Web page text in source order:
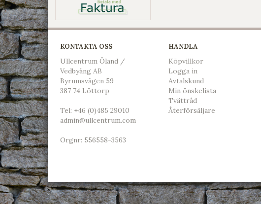
KONTAKTA OSS
Ullcentrum Öland /
Vedbyäng AB
Byrumsvägen 59
387 74 Löttorp
Tel: +46 (0)485 29010
admin@ullcentrum.com
Orgnr: 556558-3563
HANDLA
Köpvillkor
Logga in
Avtalskund
Min önskelista
Tvättråd
Återförsäljare